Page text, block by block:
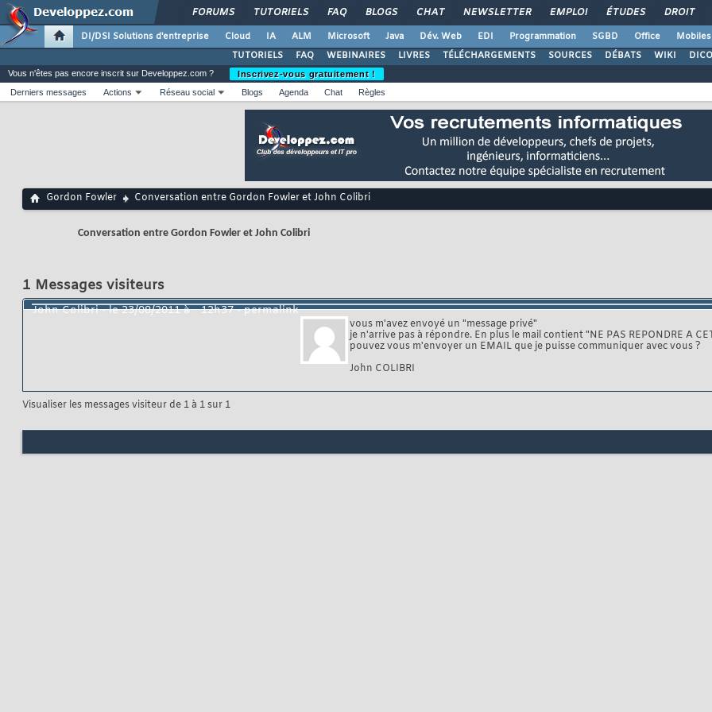
FORUMS TUTORIELS FAQ BLOGS CHAT NEWSLETTER EMPLOI ÉTUDES DROIT
DI/DSI Solutions d'entreprise Cloud IA ALM Microsoft Java Dév. Web EDI Programmation SGBD Office Mobiles
TUTORIELS
FAQ WEBINAIRES LIVRES TÉLÉCHARGEMENTS SOURCES DÉBATS WIKI DICO
Vous n'êtes pas encore inscrit sur Developpez.com ?
Inscrivez-vous gratuitement !
Derniers messages
Actions Réseau social Blogs Agenda Chat Règles
Gordon Fowler Conversation entre Gordon Fowler et John Colibri
Conversation entre Gordon Fowler et John Colibri
1 Messages visiteurs
John Colibri- le23/08/2011 à 12h37 -permalink
vous m'avez envoyé un "message privé"
je n'arrive pas à répondre. En plus le mail contient "NE PAS REPONDRE A
pouvez vous m'envoyer un EMAIL que je puisse communiquer avec vous ?
John COLIBRI
Visualiser les messages visiteur de 1 à 1sur 1